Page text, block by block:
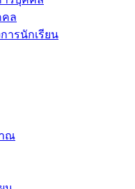
คล
ารนักเรียน
ณ